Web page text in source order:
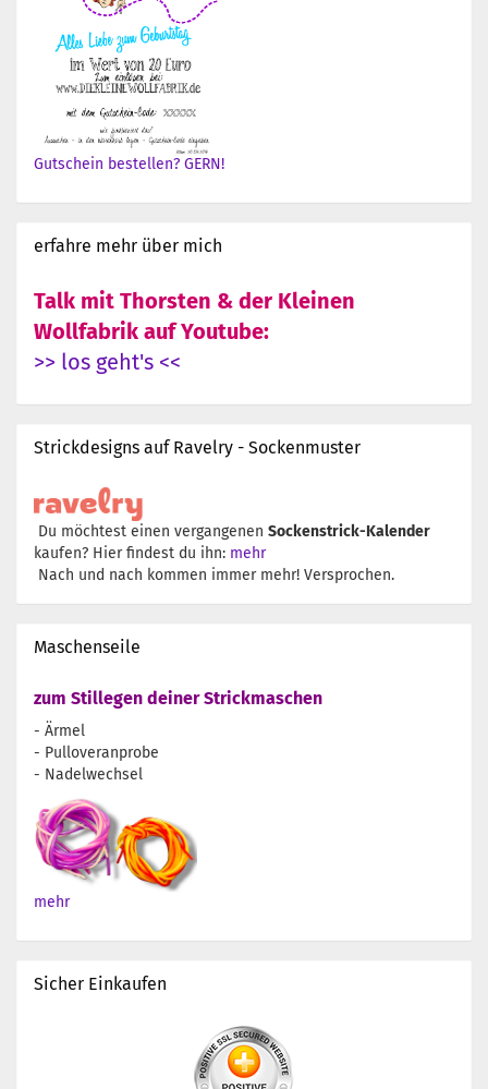
Gutschein bestellen? GERN!
erfahre mehr über mich
Talk mit Thorsten & der Kleinen
Wollfabrik auf Youtube:
>> los geht's <<
Strickdesigns auf Ravelry - Sockenmuster
Du möchtest einen vergangenen Sockenstrick-Kalender
kaufen? Hier findest du ihn: mehr
Nach und nach kommen immer mehr! Versprochen.
Maschenseile
zum Stillegen deiner Strickmaschen
- Ärmel
- Pulloveranprobe
- Nadelwechsel
mehr
Sicher Einkaufen